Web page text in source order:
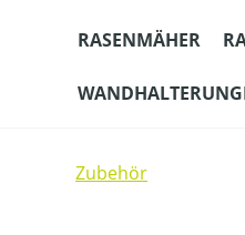
RASENMÄHER
Zubehör